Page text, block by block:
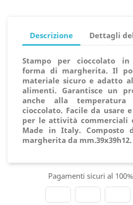
Descrizione Dettagli
Stampo per cioccolato in
forma di margherita. Il
materiale sicuro e adatto
alimenti. Garantisce un
anche alla
cioccolato. Facile da usare
per le attività commerciali
Made in Italy. Composto
margherita da mm.39x39h12.
Pagamenti sicuri al 100%